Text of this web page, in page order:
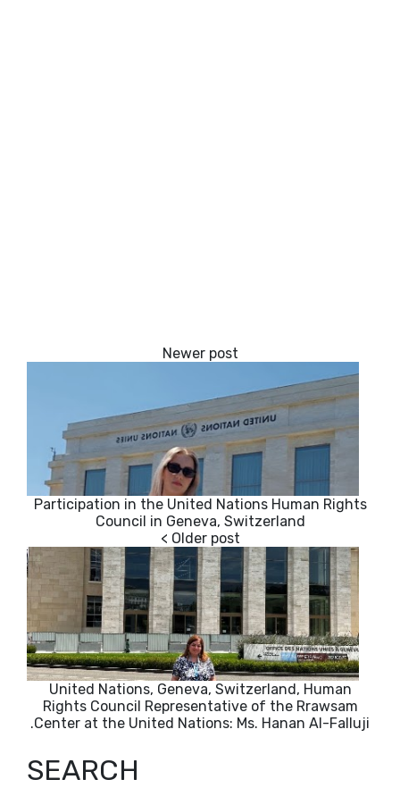
Participation in the United Nations Human Rights
Council in Geneva, Switzerland
United Nations, Geneva, Switzerland, Human
Rights Council Representative of the Rrawsam
Center at the United Nations: Ms. Hanan Al-Falluji.
SEARCH